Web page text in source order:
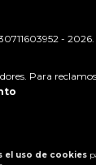
el uso de cookies
- 2026.
Para reclamos